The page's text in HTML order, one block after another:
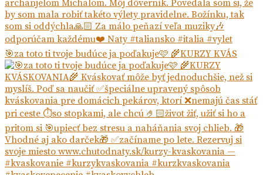
🎯za toto ti tvoje budúce ja poďakuje🩷 🌾KURZY KVÁS